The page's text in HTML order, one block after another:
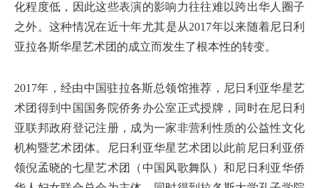
化程度低，因此这些表演的影响力往往难以跨出华人圈子
之外。这种情况在近十年尤其是从2017年以来随着尼日利
亚拉各斯华星艺术团的成立而发生了根本性的转变。
2017年，经由中国驻拉各斯总领馆推荐，尼日利亚华星艺
术团得到中国国务院侨务办公室正式授牌，同时在尼日利
亚联邦政府登记注册，成为一家非营利性质的公益性文化
机构暨艺术团体。尼日利亚华星艺术团以此前尼日利亚侨
领倪孟晓的七星艺术团（中国风歌舞队）和尼日利亚华侨